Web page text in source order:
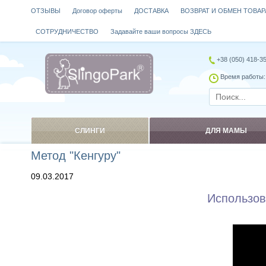
Метод "Кенгуру"
09.03.2017
ОТЗЫВЫ Договор оферты ДОСТАВКА ВОЗВРАТ И ОБМЕН
СОТРУДНИЧЕСТВО Задавайте ваши вопросы ЗДЕСЬ
+38 (050) 418-
Время
СЛИНГИ ДЛЯ МАМЫ